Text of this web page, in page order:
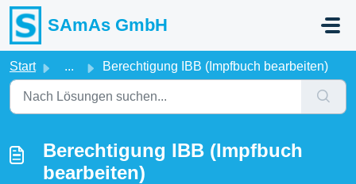
Zum hauptsächlichen Inhalt gehen
SAmAs GmbH
Start ... Berechtigung IBB (Impfbuch bearbeiten)
Berechtigung IBB (Impfbuch
bearbeiten)